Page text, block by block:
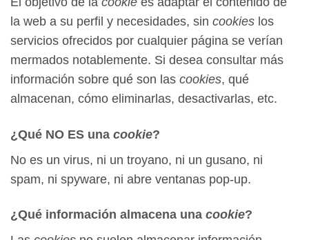
la web a su perfil y necesidades, sin cookies los
servicios ofrecidos por cualquier página se verían
mermados notablemente. Si desea consultar más
información sobre qué son las cookies, qué
almacenan, cómo eliminarlas, desactivarlas, etc.
¿Qué NO ES una cookie?
No es un virus, ni un troyano, ni un gusano, ni
spam, ni spyware, ni abre ventanas pop-up.
¿Qué información almacena una cookie?